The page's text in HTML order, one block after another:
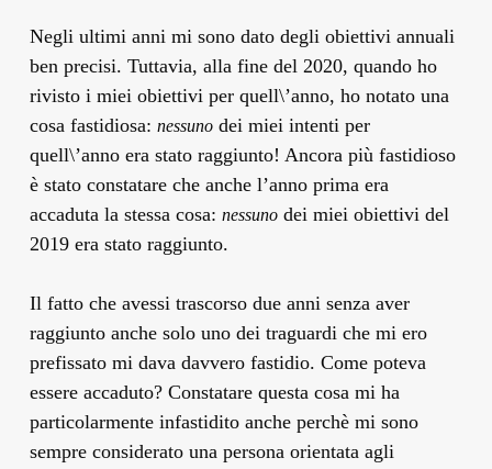
Negli ultimi anni mi sono dato degli obiettivi annuali
ben precisi. Tuttavia, alla fine del 2020, quando ho
rivisto i miei obiettivi per quell\’anno, ho notato una
cosa fastidiosa: nessunodei miei intenti per
quell\’anno era stato raggiunto! Ancora più fastidioso
è stato constatare che anche l’anno prima era
accaduta la stessa cosa: nessunodei miei obiettivi del
2019 era stato raggiunto.
Il fatto che avessi trascorso due anni senza aver
raggiunto anche solo uno dei traguardi che mi ero
prefissato mi dava davvero fastidio. Come poteva
essere accaduto? Constatare questa cosa mi ha
particolarmente infastidito anche perchè mi sono
sempre considerato una persona orientata agli